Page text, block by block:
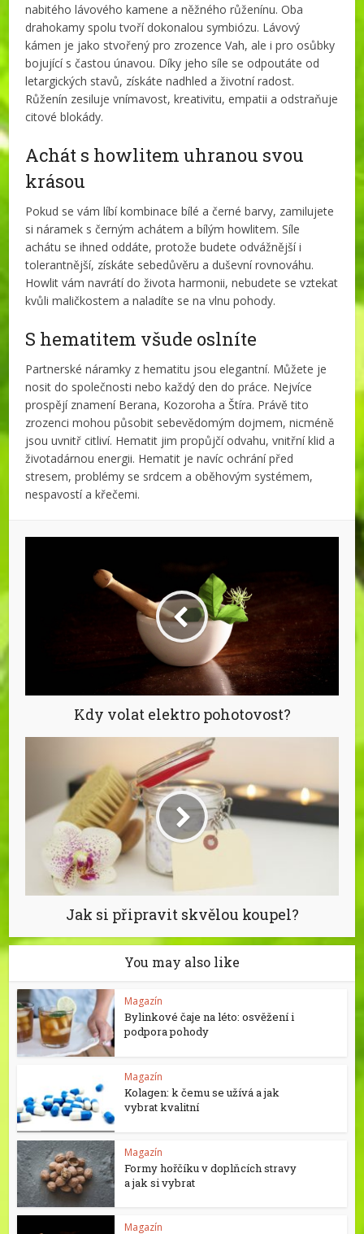
nabitého lávového kamene a něžného růženínu. Oba
drahokamy spolu tvoří dokonalou symbiózu. Lávový
kámen je jako stvořený pro zrozence Vah, ale i pro osůbky
bojující s častou únavou. Díky jeho síle se odpoutáte od
letargických stavů, získáte nadhled a životní radost.
Růženín zesiluje vnímavost, kreativitu, empatii a odstraňuje
citové blokády.
Achát s howlitem uhranou svou
krásou
Pokud se vám líbí kombinace bílé a černé barvy, zamilujete
si náramek s černým achátem a bílým howlitem. Síle
achátu se ihned oddáte, protože budete odvážnější i
tolerantnější, získáte sebedůvěru a duševní rovnováhu.
Howlit vám navrátí do života harmonii, nebudete se vztekat
kvůli maličkostem a naladíte se na vlnu pohody.
S hematitem všude oslníte
Partnerské náramky z hematitu jsou elegantní. Můžete je
nosit do společnosti nebo každý den do práce. Nejvíce
prospějí znamení Berana, Kozoroha a Štíra. Právě tito
zrozenci mohou působit sebevědomým dojmem, nicméně
jsou uvnitř citliví. Hematit jim propůjčí odvahu, vnitřní klid a
životadárnou energii. Hematit je navíc ochrání před
stresem, problémy se srdcem a oběhovým systémem,
nespavostí a křečemi.
Kdy volat elektro pohotovost?
Jak si připravit skvělou koupel?
You may also like
Magazín
Bylinkové čaje na léto: osvěžení i
podpora pohody
Magazín
Kolagen: k čemu se užívá a jak
vybrat kvalitní
Magazín
Formy hořčíku v doplňcích stravy
a jak si vybrat
Magazín